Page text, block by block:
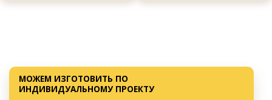
МОЖЕМ ИЗГОТОВИТЬ ПО
ИНДИВИДУАЛЬНОМУ ПРОЕКТУ